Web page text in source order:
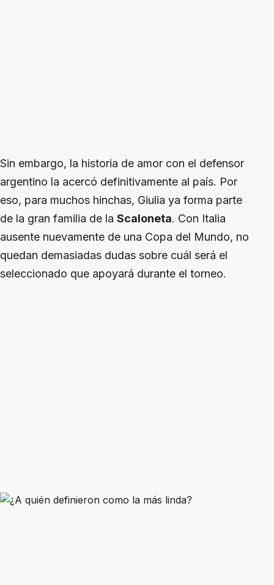
Sin embargo, la historia de amor con el defensor
argentino la acercó definitivamente al país. Por
eso, para muchos hinchas, Giulia ya forma parte
de la gran familia de la Scaloneta. Con Italia
ausente nuevamente de una Copa del Mundo, no
quedan demasiadas dudas sobre cuál será el
seleccionado que apoyará durante el torneo.